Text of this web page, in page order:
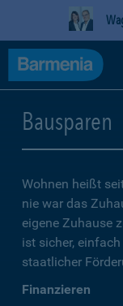
Bausparen
Wohnen heißt
nie war das
eigene Zuhause
ist sicher,
staatlicher
Finanzieren